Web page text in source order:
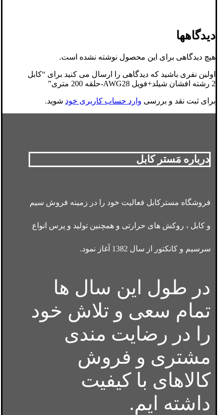
دیدگاهها
هیچ دیدگاهی برای این محصول نوشته نشده است.
اولین نفری باشید که دیدگاهی را ارسال می کنید برای “کابل
2 رشته افشان شیلد+فویل AWG28-حلقه 200 متری”
برای ثبت نقد و بررسی وارد حساب کاربری خود شوید.
درباره مَستر کابل
فروشگاه مسترکابل فعالیت خود را در زمینه فروش سیم
و کابل ، روکش های حرارتی و همچنین تولید و پرس انواع
سرسیم و کانکتور از سال 1382 آغاز نمود.
در طول این سال ها
تمام سعی و تلاش خود
را در رضایت مندی
مشتری و فروش
کالاهای با کیفیت
داشته ایم.